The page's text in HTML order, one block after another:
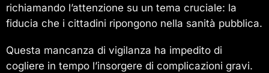
richiamando l’attenzione su un tema cruciale: la
fiducia che i cittadini ripongono nella sanità pubblica.
Questa mancanza di vigilanza ha impedito di
cogliere in tempo l’insorgere di complicazioni gravi.